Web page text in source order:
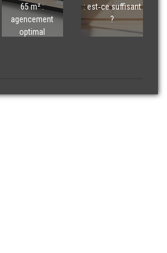
65 m² :
agencement
optimal
: est‑ce suffisant
?